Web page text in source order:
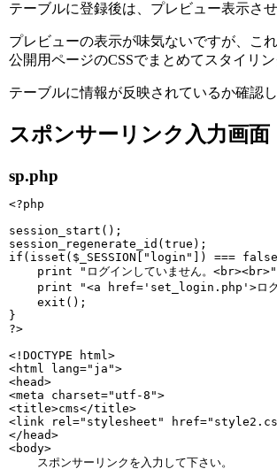
テーブルに登録後は、プレビュー表示させ
プレビューの表示が味気ないですが、こ
公開用ページのCSSでまとめてスタイリン
テーブルに情報が反映されているか確認し
スポンサーリンク入力画面
sp.php
<?php
session_start();
session_regenerate_id(true);
if(isset($_SESSION["login"]) ===
}
?>
<!DOCTYPE html>
<html lang="ja">
<head>
<meta charset="utf-8">
<title>cms</title>
<link rel="stylesheet"
</head>
<body>